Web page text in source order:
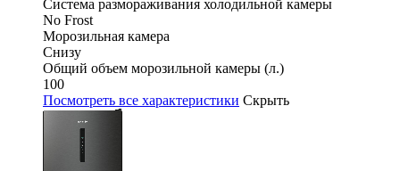
Система размораживания холодильной камеры
No Frost
Морозильная камера
Снизу
Общий объем морозильной камеры (л.)
100
Посмотреть все характеристики Скрыть